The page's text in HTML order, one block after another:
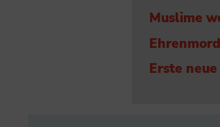
Muslime
Erste